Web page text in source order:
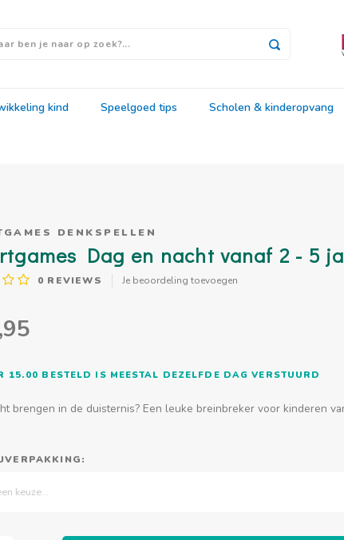
kind Speelgoed tips Scholen & kinderopvang
DENKSPELLEN
Dag en nacht vanaf 2 - 5
0 REVIEWS Je beoordeling toevoegen
15.00 BESTELD IS MEESTAL DEZELFDE DAG VERSTUURD
brengen in de duisternis? Een leuke breinbreker voor kinderen
keuze...